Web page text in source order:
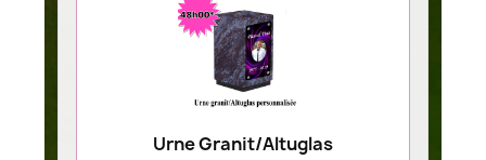
Urne Granit/Altuglas